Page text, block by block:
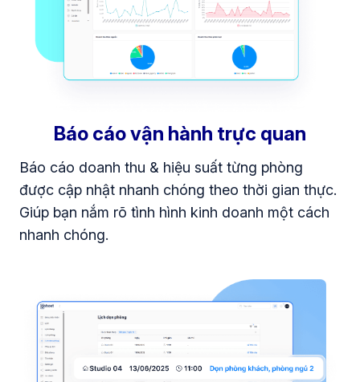
Báo cáo vận hành trực quan
Báo cáo doanh thu & hiệu suất từng phòng
được cập nhật nhanh chóng theo thời gian thực.
Giúp bạn nắm rõ tình hình kinh doanh một cách
nhanh chóng.